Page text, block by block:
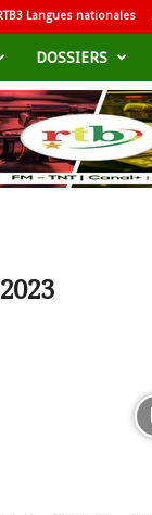
Langues nationales
DOSSIERS